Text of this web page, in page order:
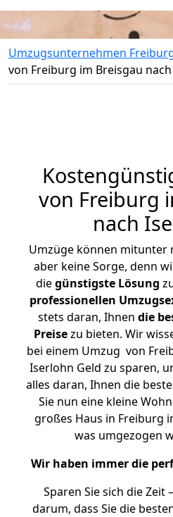
Umzugsunternehmen
von Freiburg im Breisgau
von Freiburg
nach
Umzüge können mitunter
aber keine Sorge, denn
diegünstigste Lösung
professionellen
stets daran, Ihnen die
Preisezu bieten. Wir
bei einem Umzug von
Iserlohn Geld zu sparen,
alles daran, Ihnen die
Sie nun eine kleine
großes Haus in Freiburg
was umgezogen
Wir haben immer die
Sparen Sie sich die Zeit
darum, dass Sie die